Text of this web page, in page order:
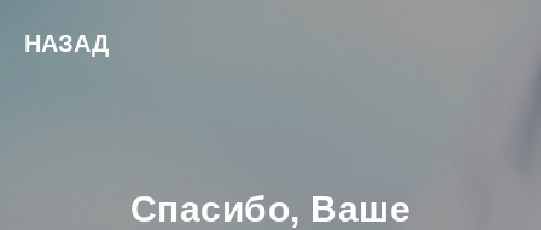
НАЗАД
Спасибо, Ваше